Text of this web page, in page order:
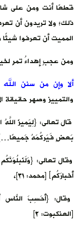
قطعًا أنت ومن على
ذلك؛ ولا تريدون أن
المميت أن تعرفوا
ومن عجبٍ إهداءُ تمرٍ
ألا وإن من سنن
والتمييز وصهر حقيقة
قال تعالى: {لِيَميزَ
بَعضٍ فَيَركُمَهُ جَميعًا…}،
وقال تعالى:
أَخبارَكُم﴾ [محمد: ٣١]،
وقال: {أَحَسِبَ النّاسُ
[العنكبوت: ٢]